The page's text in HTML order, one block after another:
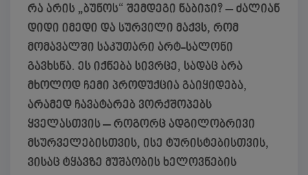
რა არის „ბუნოს“ შემდეგი ნაბიჯი? – ძალიან
დიდი იმედი და სურვილი მაქვს, რომ
მომავალში საკუთარი არტ-სალონი
გავხსნა. ეს იქნება სივრცე, სადაც არა
მხოლოდ ჩემი პროდუქცია გაიყიდება,
არამედ ჩავატარებ ვორქშოპებს
ყველასთვის – როგორც ადგილობრივი
მსურველებისთვის, ისე ტურისტებისთვის,
ვისაც ტყავზე მუშაობის ხელოვნების